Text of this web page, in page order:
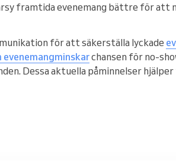
framtida evenemang bättre för att
för att säkerställa lyckade
minskarchansen för no-
Dessa aktuella påminnelser